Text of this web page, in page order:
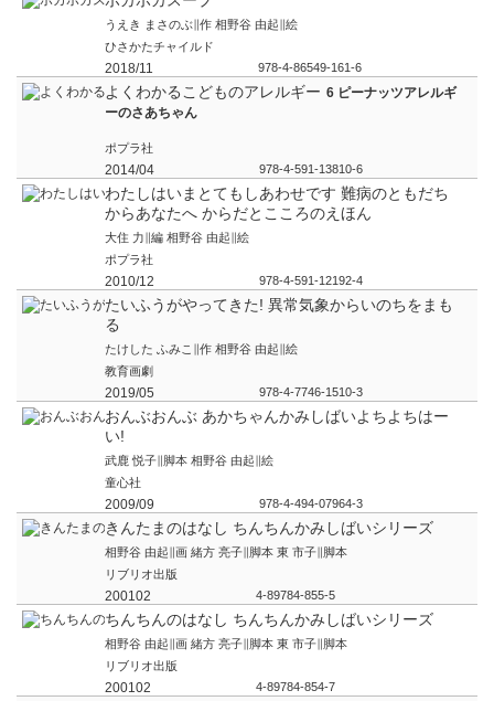
うえき まさのぶ∥作 相野谷 由起∥絵
ひさかたチャイルド
2018/11 978-4-86549-161-6
よくわかるこどものアレルギー 6 ピーナッツアレルギ
ーのさあちゃん
ポプラ社
2014/04 978-4-591-13810-6
わたしはいまとてもしあわせです 難病のともだち
からあなたへ からだとこころのえほん
大住 力∥編 相野谷 由起∥絵
ポプラ社
2010/12 978-4-591-12192-4
たいふうがやってきた! 異常気象からいのちをまも
る
たけした ふみこ∥作 相野谷 由起∥絵
教育画劇
2019/05 978-4-7746-1510-3
おんぶおんぶ あかちゃんかみしばいよちよちはー
い!
武鹿 悦子∥脚本 相野谷 由起∥絵
童心社
2009/09 978-4-494-07964-3
きんたまのはなし ちんちんかみしばいシリーズ
相野谷 由起∥画 緒方 亮子∥脚本 東 市子∥脚本
リブリオ出版
200102 4-89784-855-5
ちんちんのはなし ちんちんかみしばいシリーズ
相野谷 由起∥画 緒方 亮子∥脚本 東 市子∥脚本
リブリオ出版
200102 4-89784-854-7